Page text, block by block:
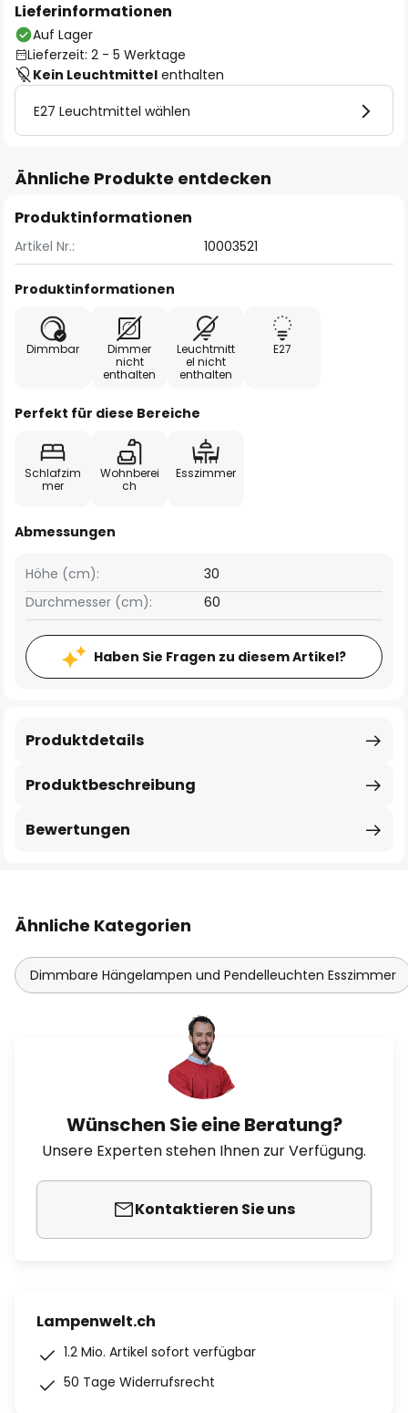
Lieferinformationen
Auf Lager
Lieferzeit: 2 - 5 Werktage
Kein Leuchtmittel enthalten
E27 Leuchtmittel wählen
Ähnliche Produkte entdecken
Produktinformationen
Artikel Nr.: 10003521
Produktinformationen
Dimmbar
Dimmer
nicht
enthalten
Leuchtmitt
el nicht
enthalten
E27
Perfekt für diese Bereiche
Schlafzim
mer
Wohnberei
ch
Esszimmer
Abmessungen
Höhe (cm):
30
Durchmesser (cm):
60
Haben Sie Fragen zu diesem Artikel?
Produktbeschreibung
Produktdetails
Bewertungen
Ähnliche Kategorien
Dimmbare Hängelampen und Pendelleuchten Esszimmer
Wünschen Sie eine Beratung?
Unsere Experten stehen Ihnen zur Verfügung.
Kontaktieren Sie uns
Lampenwelt.ch
1.2 Mio. Artikel sofort verfügbar
50 Tage Widerrufsrecht